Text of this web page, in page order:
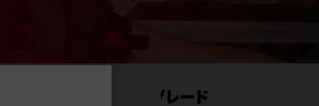
金工用レシプロソーブレード